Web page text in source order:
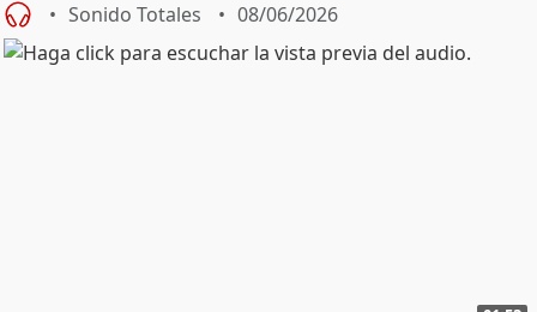
Sonido Totales 08/06/2026